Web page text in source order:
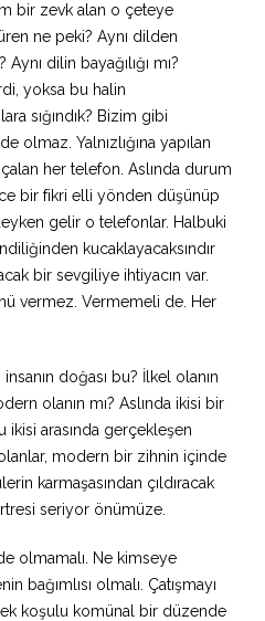
bir zevk alan o çeteye
ne peki? Aynı dilden
dilin bayağılığı mı?
yoksa bu halin
sığındık? Bizim gibi
olmaz. Yalnızlığına yapılan
her telefon. Aslında durum
bir fikri elli yönden düşünüp
gelir o telefonlar. Halbuki
kucaklayacaksındır
bir sevgiliye ihtiyacın var.
vermez. Vermemeli de. Her
doğası bu? İlkel olanın
olanın mı? Aslında ikisi bir
ikisi arasında gerçekleşen
olanlar, modern bir zihnin içinde
karmaşasından çıldıracak
seriyor önümüze.
olmamalı. Ne kimseye
bağımlısı olmalı. Çatışmayı
koşulu komünal bir düzende